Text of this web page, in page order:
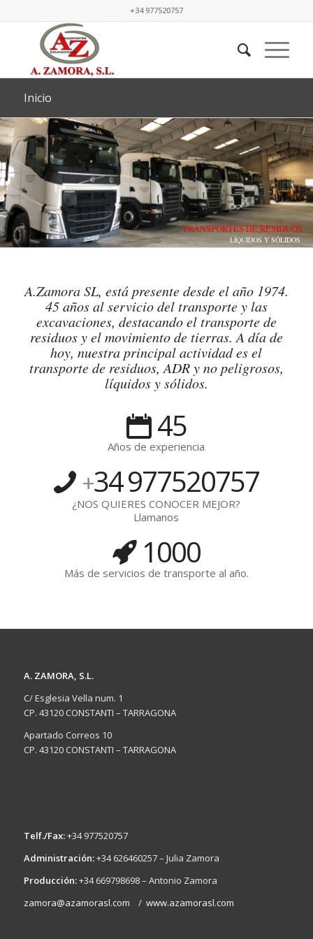
+34 977520757
Inicio
TRANSPORTES DE RESIDUOS
LÍQUIDOS Y SÓLIDOS
A.Zamora SL, está presente desde el año 1974.
45 años al servicio del transporte y las
excavaciones, destacando el transporte de
residuos y el movimiento de tierras. A día de
hoy, nuestra principal actividad es el
transporte de residuos, ADR y no peligrosos,
líquidos y sólidos.
45
Años de experiencia
+34977520757
¿NOS QUIERES CONOCER MEJOR?
Llamanos
1000
Más de servicios de transporte al año.
A. ZAMORA, S.L.
C/ Esglesia Vella num. 1
CP. 43120 CONSTANTI – TARRAGONA
Apartado Correos 10
CP. 43120 CONSTANTI – TARRAGONA
Telf./Fax:+34 977520757
Administración:+34 626460257 – Julia Zamora
Producción:+34 669798698 – Antonio Zamora
zamora@azamorasl.com / www.azamorasl.com